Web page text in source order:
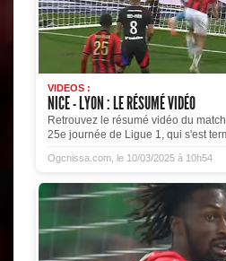
VIDEOS :
NICE - LYON : LE RÉSUMÉ VIDÉO
Retrouvez le résumé vidéo du
25e journée de Ligue 1, qui s'est
Ogcnissa.com, le 10/03/2025 à 10h54